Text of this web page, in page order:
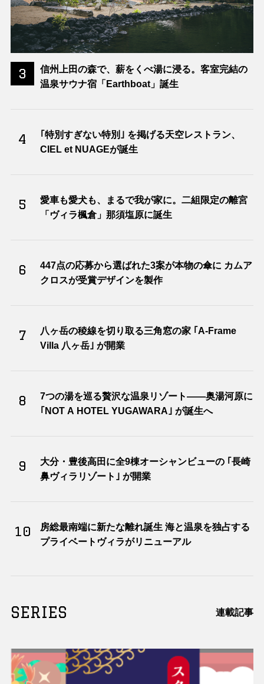
3
信州上田の森で、薪をくべ湯に浸る。客室完結の
温泉サウナ宿「Earthboat」誕生
4
｢特別すぎない特別｣ を掲げる天空レストラン、
CIEL et NUAGEが誕生
5
愛車も愛犬も、まるで我が家に。二組限定の離宮
「ヴィラ楓倉」那須塩原に誕生
6
447点の応募から選ばれた3案が本物の傘に カムア
クロスが受賞デザインを製作
7
八ヶ岳の稜線を切り取る三角窓の家 ｢A-Frame
Villa 八ヶ岳｣ が開業
8
7つの湯を巡る贅沢な温泉リゾート――奥湯河原に
｢NOT A HOTEL YUGAWARA｣ が誕生へ
9
大分・豊後高田に全9棟オーシャンビューの ｢長崎
鼻ヴィラリゾート｣ が開業
10
房総最南端に新たな離れ誕生 海と温泉を独占する
プライベートヴィラがリニューアル
SERIES 連載記事